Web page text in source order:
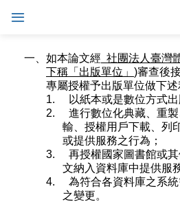
一、如本論文經 社團法人臺灣
下稱「出版單位」 )審查後
專屬授權予出版單位做下述
1.
以紙本或是數位方式出
2.
進行數位化典藏、重
輸、授權用戶下載、列
或提供服務之行為；
3.
再授權國家圖書館或
文納入資料庫中提供服
4.
為符合各資料庫之系
之變更。